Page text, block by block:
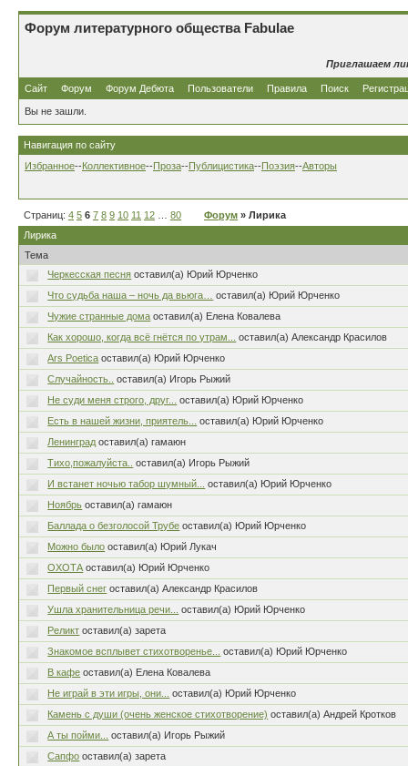
Форум литературного общества Fabulae
Приглашаем
Сайт Форум Форум Дебюта Пользователи Правила Поиск
Вы не зашли.
Навигация по сайту
Избранное--Коллективное--Проза--Публицистика--Поэзия--Авторы
Страниц: 4 5 6 7 8 9 10 11 12 80 Форум » Лирика
Лирика
Тема
Черкесская песня оставил(а) Юрий Юрченко
Что судьба наша – ночь да вьюга…
оставил(а) Юрий Юрченко
Чужие странные дома оставил(а) Елена Ковалева
Как хорошо, когда всё гнётся по утрам...
оставил(а) Александр Красилов
Ars Poetica оставил(а) Юрий Юрченко
Случайность..
оставил(а) Игорь Рыжий
Не суди меня строго, друг...
оставил(а) Юрий Юрченко
Есть в нашей жизни, приятель...
оставил(а) Юрий Юрченко
Ленинград оставил(а) гамаюн
Тихо,пожалуйста..
оставил(а) Игорь Рыжий
И встанет ночью табор шумный...
оставил(а) Юрий Юрченко
Ноябрь оставил(а) гамаюн
Баллада о безголосой Трубе оставил(а) Юрий Юрченко
Можно было оставил(а) Юрий Лукач
ОХОТА оставил(а) Юрий Юрченко
Первый снег оставил(а) Александр Красилов
Ушла хранительница речи...
оставил(а) Юрий Юрченко
Реликт оставил(а) зарета
Знакомое всплывет стихотворенье...
оставил(а) Юрий Юрченко
В кафе оставил(а) Елена Ковалева
Не играй в эти игры, они...
оставил(а) Юрий Юрченко
Камень с души (очень женское стихотворение) оставил(а) Андрей Кротков
А ты пойми...
оставил(а) Игорь Рыжий
Сапфо оставил(а) зарета